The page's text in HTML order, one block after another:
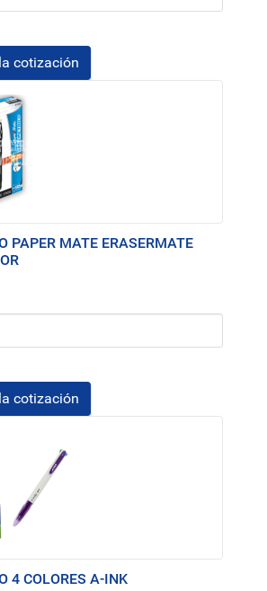
PAPER MATE ERASERMATE
4 COLORES A-INK